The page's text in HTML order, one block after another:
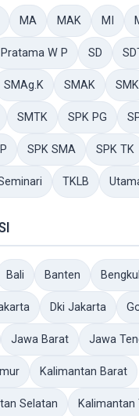
MA MAK MI
Pratama W P SD
SMAg.K SMAK SMK
SMTK SPK PG
SPK SMA SPK TK
TKLB
Bali Banten
Dki Jakarta
Jawa Barat Jawa
Kalimantan Barat
Selatan Kalimantan